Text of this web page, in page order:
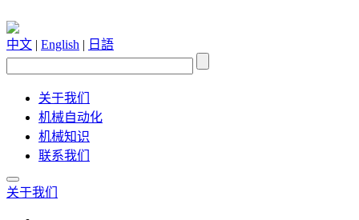
中文 | English | 日語
关于我们
机械自动化
机械知识
联系我们
关于我们